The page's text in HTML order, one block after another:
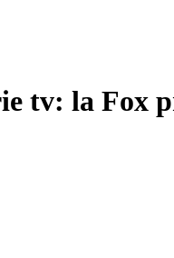
tv: la Fox